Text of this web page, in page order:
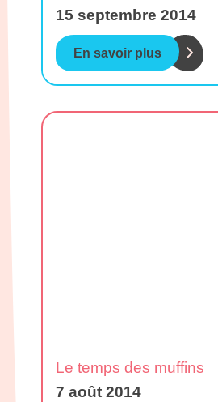
15 septembre 2014
En savoir plus
Le temps des muffins
7 août 2014